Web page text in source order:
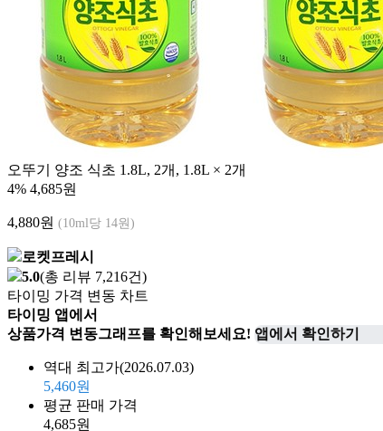
오뚜기 양조 식초 1.8L, 2개, 1.8L × 2개
4% 4,685원
4,880원 (10ml당 14원)
로켓프레시
5.0(총 리뷰 7,216건)
타이밍 가격 변동 차트
타이밍 앱에서
상품가격 변동그래프를 확인해보세요! 앱에서 확인하기
역대 최고가(2026.07.03)
5,460원
평균 판매 가격
4,685원